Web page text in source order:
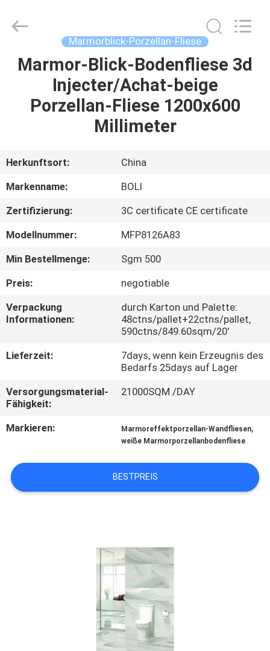
ZU
HAUSE
VIDEOS
UNS
WERKSBESICHTIGUNG
QUALITÄTSKONTROLLE
MIT
BITTE UM
EIN
SITEMAP
CERAMICS
CO.,LTD..
Marmorblick-Porzellan-Fliese
Marmor-Blick-Bodenfliese 3d
Injecter/Achat-beige
Porzellan-Fliese 1200x600
Millimeter
Herkunftsort:
China
Markenname:
BOLI
Zertifizierung:
3C certificate CE certificate
Modellnummer:
MFP8126A83
Min Bestellmenge:
Sgm 500
Preis:
negotiable
Verpackung
Informationen:
durch Karton und Palette:
48ctns/pallet+22ctns/pallet,
590ctns/849.60sqm/20'
Lieferzeit:
7days, wenn kein Erzeugnis des
Bedarfs 25days auf Lager
Versorgungsmaterial-
Fähigkeit:
21000SQM /DAY
Markieren: Marmoreffektporzellan-Wandfliesen,
weiße Marmorporzellanbodenfliese
BESTPREIS